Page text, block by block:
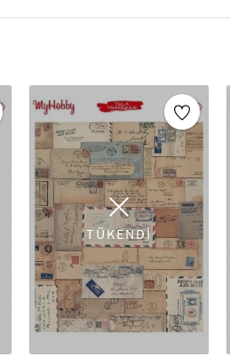
kalmaz.
_x000D_ _x000D_
Tela Transfer
tutkalı veya
_x000D_
Hobi dünyasının
100’lerce çeşit
ve kendi
üzerine transfer
dekupaj transfer,
uygulaması
En güzel sanat
fiyatlarla
TÜKENDİ